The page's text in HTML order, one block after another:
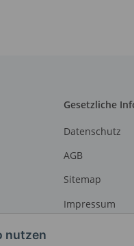
nutzen
Gesetzliche
Datenschutz
AGB
Sitemap
Impressum